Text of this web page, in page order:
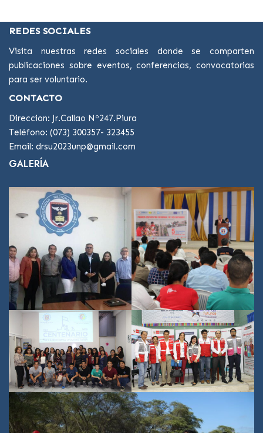
REDES SOCIALES
Visita nuestras redes sociales donde se comparten
publicaciones sobre eventos, conferencias, convocatorias
para ser voluntario.
CONTACTO
Direccion: Jr.Callao Nº247.Piura
Teléfono: (073) 300357- 323455
Email: drsu2023unp@gmail.com
GALERÍA